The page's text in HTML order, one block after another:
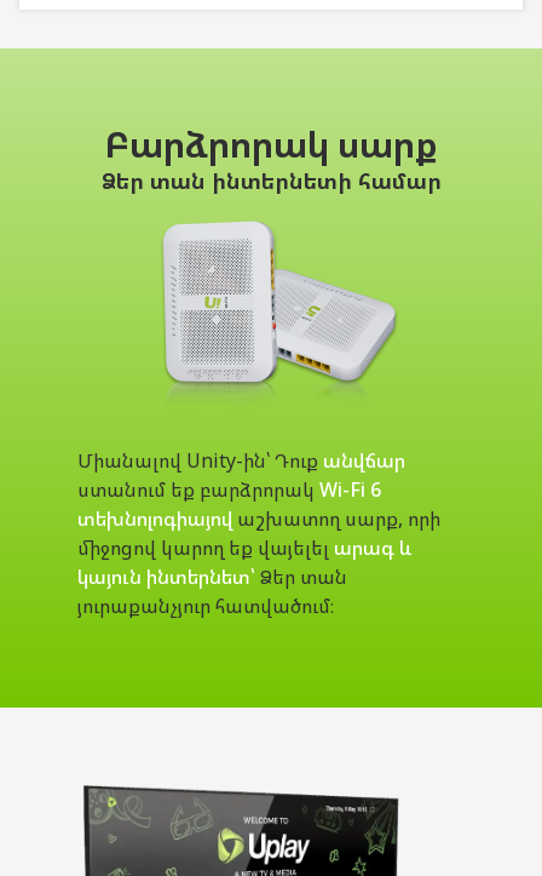
Բարձրորակ սարք
Ձեր տան ինտերնետի համար
Միանալով Unity-ին՝ Դուք անվճար
ստանում եք բարձրորակ Wi-Fi 6
տեխնոլոգիայով աշխատող սարք, որի
միջոցով կարող եք վայելել արագ և
կայուն ինտերնետ՝ Ձեր տան
յուրաքանչյուր հատվածում։